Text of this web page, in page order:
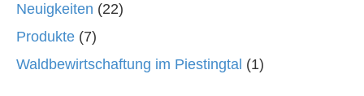
Neuigkeiten (22)
Produkte (7)
Waldbewirtschaftung im Piestingtal (1)